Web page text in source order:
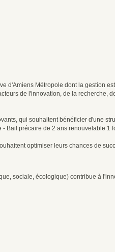
d'Amiens Métropole dont la gestion
de l'innovation, de la recherche,
qui souhaitent bénéficier d'une
Bail précaire de 2 ans renouvelable 1
optimiser leurs chances de
sociale, écologique) contribue à